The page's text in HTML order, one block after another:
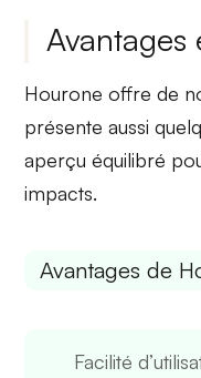
Avantages
Hourone offre de
présente aussi
aperçu équilibré
impacts.
Avantages de
Facilité